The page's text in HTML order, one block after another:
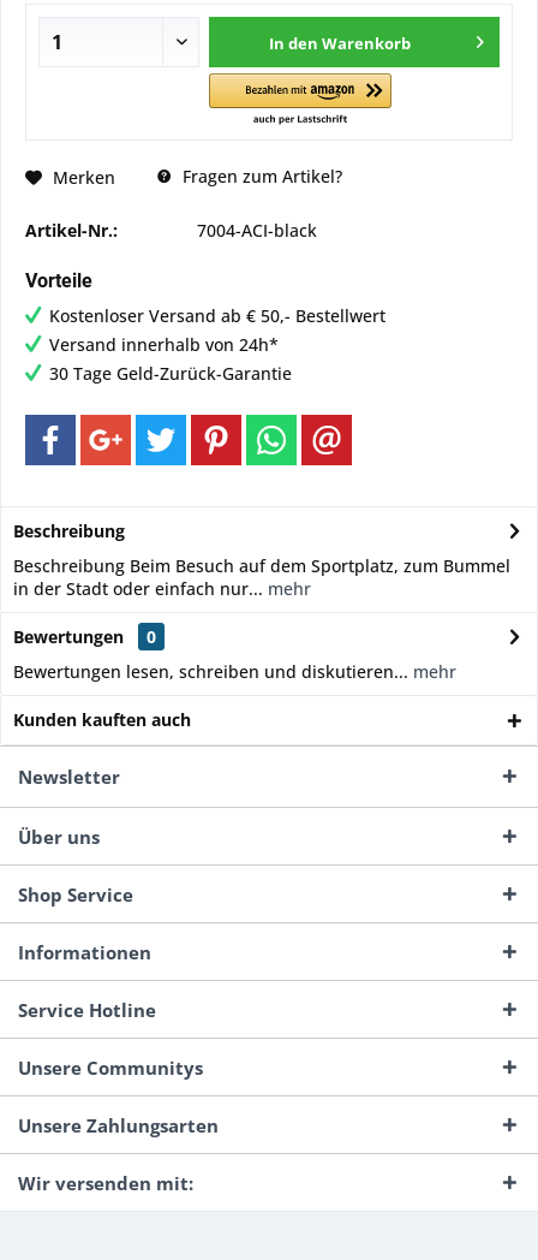
In den Warenkorb
Merken Fragen zum Artikel?
Artikel-Nr.: 7004-ACI-black
Vorteile
Kostenloser Versand ab € 50,- Bestellwert
Versand innerhalb von 24h*
30 Tage Geld-Zurück-Garantie
Beschreibung
Beschreibung Beim Besuch auf dem Sportplatz, zum Bummel
in der Stadt oder einfach nur... mehr
Bewertungen
0
Bewertungen lesen, schreiben und diskutieren... mehr
Kunden kauften auch
Newsletter
Über uns
Shop Service
Informationen
Service Hotline
Unsere Communitys
Unsere Zahlungsarten
Wir versenden mit: